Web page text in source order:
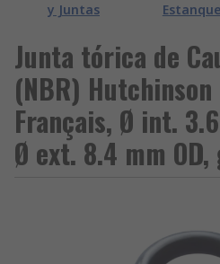
y Juntas
Junta tórica de
(NBR)
Français, Ø int.
Ø ext. 8.4 mm